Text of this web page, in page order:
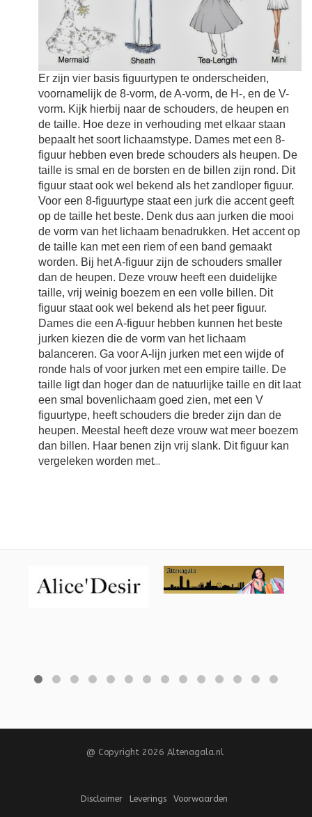
Er zijn vier basis figuurtypen te onderscheiden,
voornamelijk de 8-vorm, de A-vorm, de H-, en de V-
vorm. Kijk hierbij naar de schouders, de heupen en
de taille. Hoe deze in verhouding met elkaar staan
bepaalt het soort lichaamstype. Dames met een 8-
figuur hebben even brede schouders als heupen. De
taille is smal en de borsten en de billen zijn rond. Dit
figuur staat ook wel bekend als het zandloper figuur.
Voor een 8-figuurtype staat een jurk die accent geeft
op de taille het beste. Denk dus aan jurken die mooi
de vorm van het lichaam benadrukken. Het accent op
de taille kan met een riem of een band gemaakt
worden. Bij het A-figuur zijn de schouders smaller
dan de heupen. Deze vrouw heeft een duidelijke
taille, vrij weinig boezem en een volle billen. Dit
figuur staat ook wel bekend als het peer figuur.
Dames die een A-figuur hebben kunnen het beste
jurken kiezen die de vorm van het lichaam
balanceren. Ga voor A-lijn jurken met een wijde of
ronde hals of voor jurken met een empire taille. De
taille ligt dan hoger dan de natuurlijke taille en dit laat
een smal bovenlichaam goed zien, met een V
figuurtype, heeft schouders die breder zijn dan de
heupen. Meestal heeft deze vrouw wat meer boezem
dan billen. Haar benen zijn vrij slank. Dit figuur kan
vergeleken worden met...
@ Copyright 2026 Altenagala.nl
Disclaimer Leverings Voorwaarden